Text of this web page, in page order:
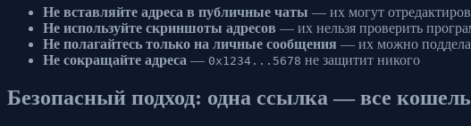
Не вставляйте адреса в публичные чаты — их могут
Не используйте скриншоты адресов — их нельзя проверить
Не полагайтесь только на личные сообщения — их можно
Не сокращайте адреса — 0x1234...5678 не защитит никого
Безопасный подход: одна ссылка — все